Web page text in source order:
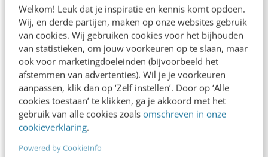
Welkom! Leuk dat je inspiratie en kennis komt opdoen.
Wij, en derde partijen, maken op onze websites gebruik
van cookies. Wij gebruiken cookies voor het bijhouden
van statistieken, om jouw voorkeuren op te slaan, maar
ook voor marketingdoeleinden (bijvoorbeeld het
afstemmen van advertenties). Wil je je voorkeuren
aanpassen, klik dan op ‘Zelf instellen’. Door op ‘Alle
cookies toestaan’ te klikken, ga je akkoord met het
gebruik van alle cookies zoals omschreven in onze
cookieverklaring.
Powered by CookieInfo
Anderen lezen ook
Reflecteer met AI: 5 vragen die je een betere
marketeer maken
3 min·Kim Pot
[stappenplan]